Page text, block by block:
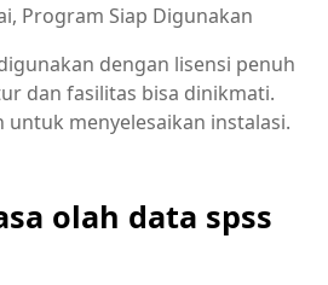
Program Siap Digunakan
dengan lisensi penuh
dan fasilitas bisa dinikmati.
menyelesaikan instalasi.
olah data spss